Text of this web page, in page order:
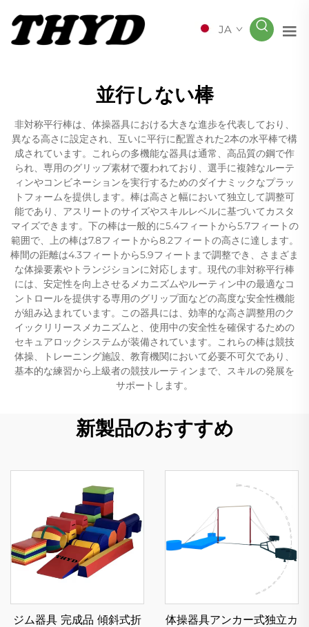
JA
並行しない棒
非対称平行棒は、体操器具における大きな進歩を代表しており、
異なる高さに設定され、互いに平行に配置された2本の水平棒で構
成されています。これらの多機能な器具は通常、高品質の鋼で作
られ、専用のグリップ素材で覆われており、選手に複雑なルーテ
ィンやコンビネーションを実行するためのダイナミックなプラッ
トフォームを提供します。棒は高さと幅において独立して調整可
能であり、アスリートのサイズやスキルレベルに基づいてカスタ
マイズできます。下の棒は一般的に5.4フィートから5.7フィートの
範囲で、上の棒は7.8フィートから8.2フィートの高さに達します。
棒間の距離は4.3フィートから5.9フィートまで調整でき、さまざま
な体操要素やトランジションに対応します。現代の非対称平行棒
には、安定性を向上させるメカニズムやルーティン中の最適なコ
ントロールを提供する専用のグリップ面などの高度な安全性機能
が組み込まれています。この器具には、効率的な高さ調整用のク
イックリリースメカニズムと、使用中の安全性を確保するための
セキュアロックシステムが装備されています。これらの棒は競技
体操、トレーニング施設、教育機関において必要不可欠であり、
基本的な練習から上級者の競技ルーティンまで、スキルの発展を
サポートします。
新製品のおすすめ
ジム器具 完成品 傾斜式折
体操器具アンカー式独立カ